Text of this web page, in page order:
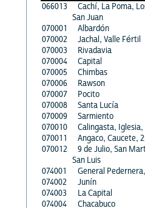
066013
Cachí, La Poma,
San Juan
070001
Albardón
070002
Jachal, Valle Fértil
070003
Rivadavia
070004
Capital
070005
Chimbas
070006
Rawson
070007
Pocito
070008
Santa Lucía
070009
Sarmiento
070010
Calingasta,
070011
Angaco, Caucete,
070012
9 de Julio, San
San Luis
074001
General
074002
Junín
074003
La Capital
074004
Chacabuco